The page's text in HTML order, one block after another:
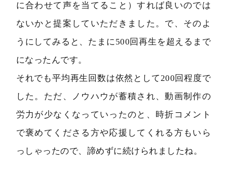
に合わせて声を当てること）すれば良いのでは
ないかと提案していただきました。で、そのよ
うにしてみると、たまに500回再生を超えるまで
になったんです。
それでも平均再生回数は依然として200回程度で
した。ただ、ノウハウが蓄積され、動画制作の
労力が少なくなっていったのと、時折コメント
で褒めてくださる方や応援してくれる方もいら
っしゃったので、諦めずに続けられましたね。